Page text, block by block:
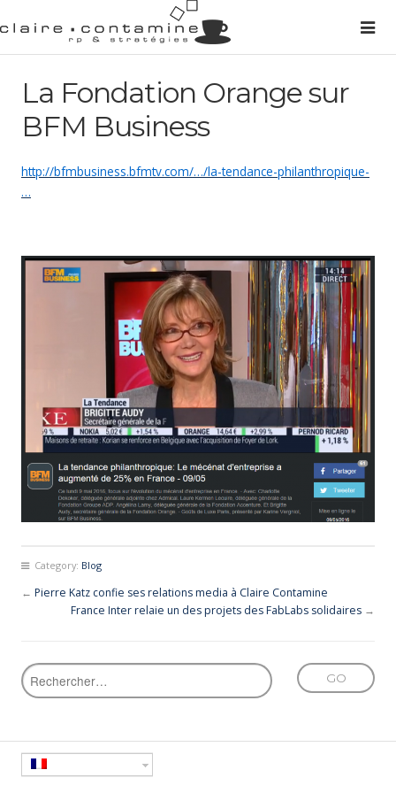
La Fondation Orange sur
BFM Business
http://bfmbusiness.bfmtv.com/…/la-tendance-philanthropique-
…
Category: Blog
← Pierre Katz confie ses relations media à Claire Contamine
France Inter relaie un des projets des FabLabs solidaires →